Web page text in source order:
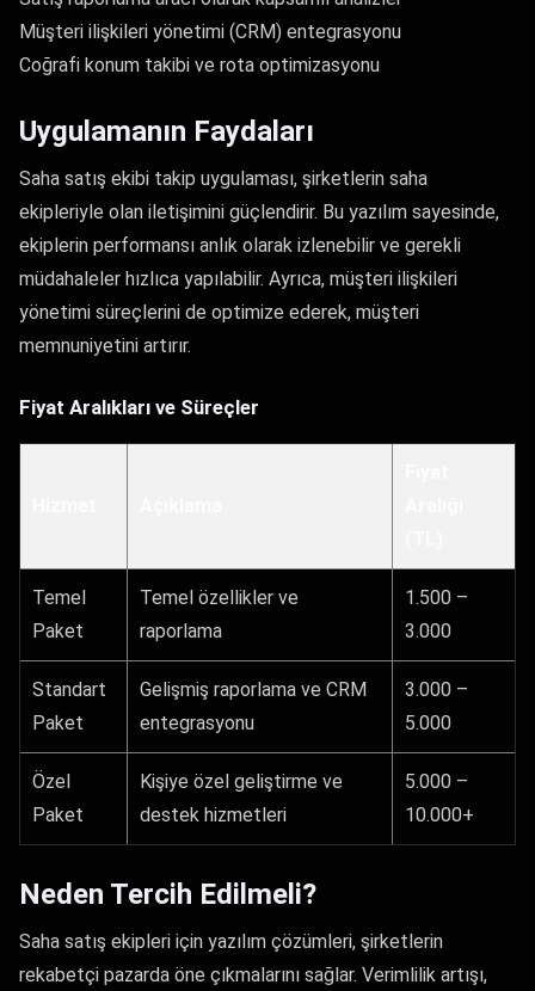
Müşteri ilişkileri yönetimi (CRM) entegrasyonu
Coğrafi konum takibi ve rota optimizasyonu
Uygulamanın Faydaları
Saha satış ekibi takip uygulaması, şirketlerin saha
ekipleriyle olan iletişimini güçlendirir. Bu yazılım sayesinde,
ekiplerin performansı anlık olarak izlenebilir ve gerekli
müdahaleler hızlıca yapılabilir. Ayrıca, müşteri ilişkileri
yönetimi süreçlerini de optimize ederek, müşteri
memnuniyetini artırır.
Fiyat Aralıkları ve Süreçler
Temel
Paket
Temel özellikler ve
raporlama
1.500 –
3.000
Standart
Paket
Gelişmiş raporlama ve CRM
entegrasyonu
3.000 –
5.000
Özel
Paket
Kişiye özel geliştirme ve
destek hizmetleri
5.000 –
10.000+
Neden Tercih Edilmeli?
Saha satış ekipleri için yazılım çözümleri, şirketlerin
rekabetçi pazarda öne çıkmalarını sağlar. Verimlilik artışı,